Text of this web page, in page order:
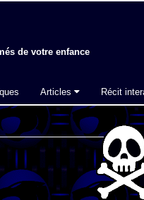
de votre enfance
Articles Récit